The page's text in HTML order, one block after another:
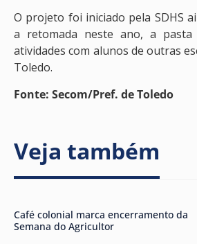
O projeto foi iniciado pela SDHS
a retomada neste ano, a
atividades com alunos de outras
Toledo.
Fonte: Secom/Pref. de Toledo
Veja também
Café colonial marca encerramento da
Semana do Agricultor